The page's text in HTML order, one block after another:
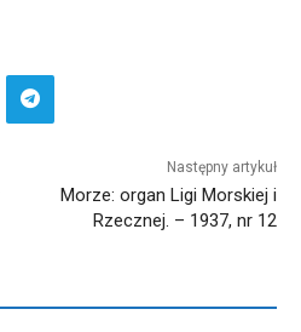
Następny artykuł
Morze: organ Ligi Morskiej i
Rzecznej. – 1937, nr 12